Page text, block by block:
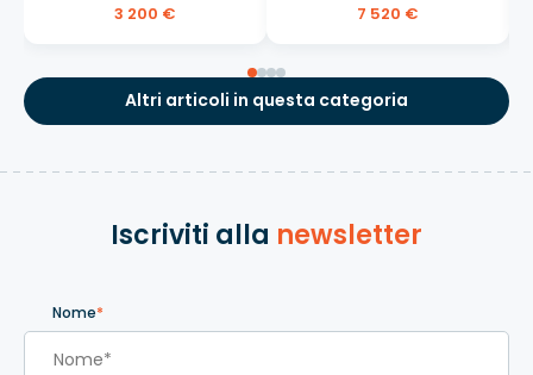
3 200 €
7 520 €
Altri articoli in questa categoria
Iscriviti alla newsletter
Nome*